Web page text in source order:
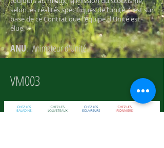
selon les réalités spécifiques de l’unité. C'est sur
base de ce Contrat que l'équipe d'Unité est
élue.
ANU: Animateur d'Unité
VM003